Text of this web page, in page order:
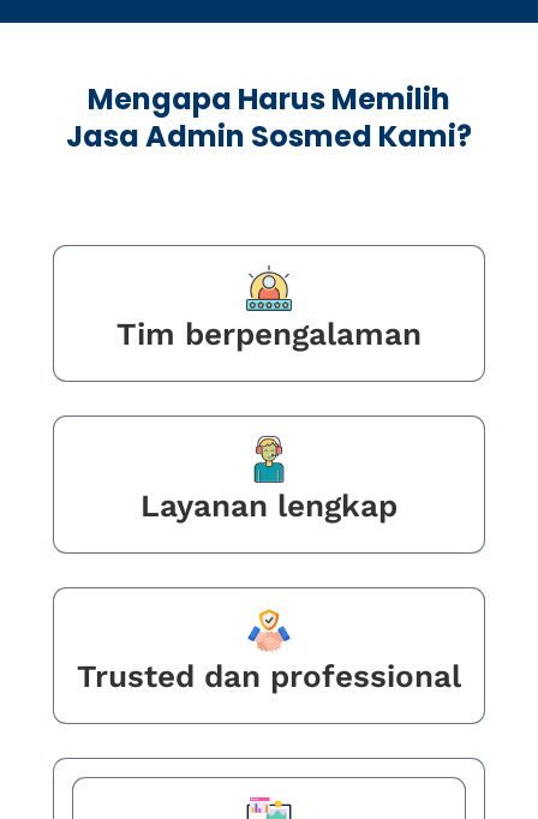
Mengapa Harus Memilih
Jasa Admin Sosmed Kami?
Tim berpengalaman
Layanan lengkap
Trusted dan professional